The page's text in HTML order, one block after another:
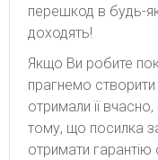
перешкод в будь-
доходять!
Якщо Ви робите
прагнемо
отримали її
тому, що посилка
отримати